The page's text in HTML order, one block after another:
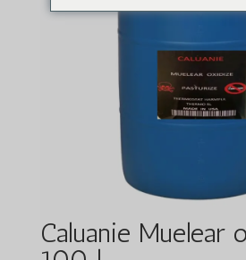
Caluanie Muelear